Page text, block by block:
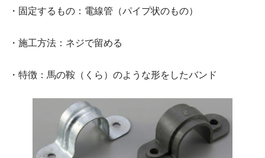
・固定するもの：電線管（パイプ状のもの）
・施工方法：ネジで留める
・特徴：馬の鞍（くら）のような形をしたバンド